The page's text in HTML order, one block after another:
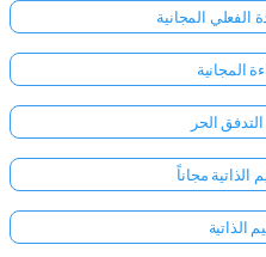
الفعلي المجانية
المجانية
الحر
مجاناً
الذاتية